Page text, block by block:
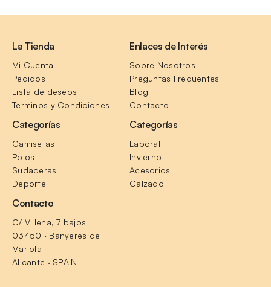
La Tienda
Mi Cuenta
Pedidos
Lista de deseos
Terminos y Condiciones
Enlaces de Interés
Sobre Nosotros
Preguntas Frequentes
Blog
Contacto
Categorías
Camisetas
Polos
Sudaderas
Deporte
Categorías
Laboral
Invierno
Acesorios
Calzado
Contacto
C/ Villena, 7 bajos
03450 · Banyeres de
Mariola
Alicante · SPAIN